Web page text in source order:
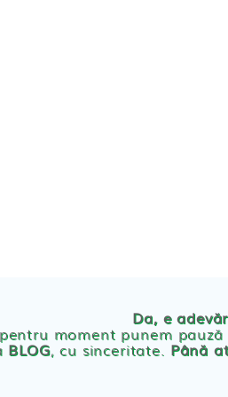
Chilotei eco Naty
Da, e
moment punem
BLOG, cu sinceritate. Până